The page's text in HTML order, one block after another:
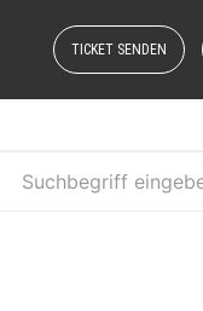
TICKET SENDEN